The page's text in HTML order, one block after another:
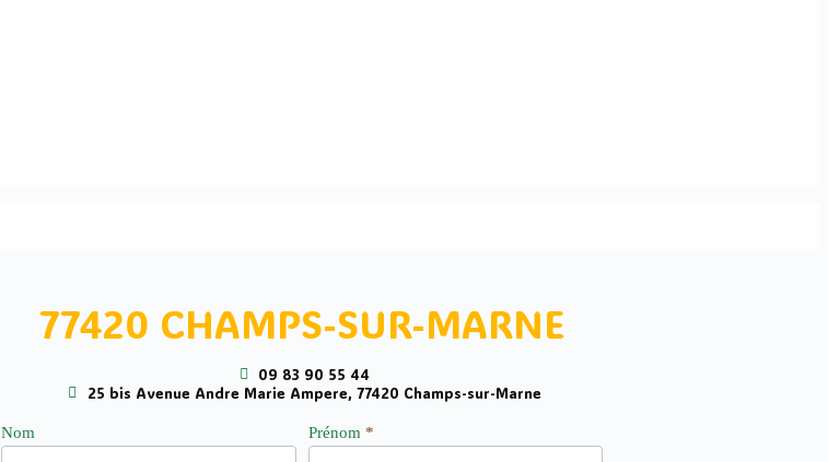
77420 CHAMPS-SUR-MARNE
09 83 90 55 44
25 bis Avenue Andre Marie Ampere, 77420 Champs-sur-Marne
demande
Nom Prénom *